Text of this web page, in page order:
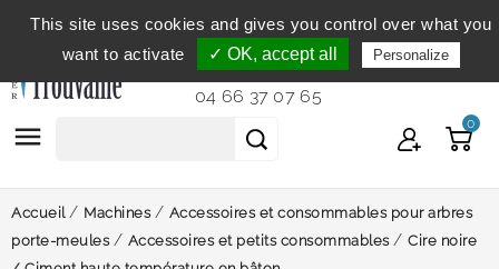
Service clientèle
du lundi au vendredi de 9h à 12h et
de 14h à 18h...
04 66 37 07 65
 0
Accueil Machines
Accessoires et consommables pour arbres
porte-meules
Accessoires et petits consommables
Cire noire
This site uses cookies and gives you control over what you
want to activate
✓ OK, accept all Personalize